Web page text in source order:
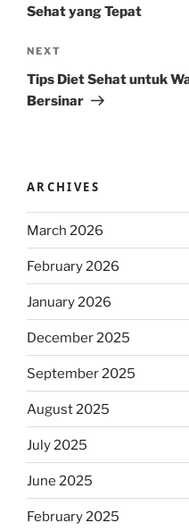
Sehat yang Tepat
Next
Post
NEXT
Tips Diet Sehat untuk
Bersinar
ARCHIVES
March 2026
February 2026
January 2026
December 2025
September 2025
August 2025
July 2025
June 2025
February 2025